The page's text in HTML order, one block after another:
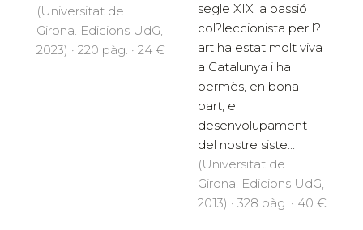
(Universitat de
Girona. Edicions UdG,
2023) · 220 pàg. · 24 €
segle XIX la passió
col?leccionista per l?
art ha estat molt viva
a Catalunya i ha
permès, en bona
part, el
desenvolupament
del nostre siste...
(Universitat de
Girona. Edicions UdG,
2013) · 328 pàg. · 40 €